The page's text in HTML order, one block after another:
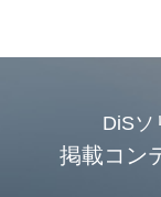
DiSソ
掲載コン